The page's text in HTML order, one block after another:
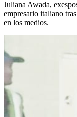
Juliana Awada,
empresario italiano
en los medios.